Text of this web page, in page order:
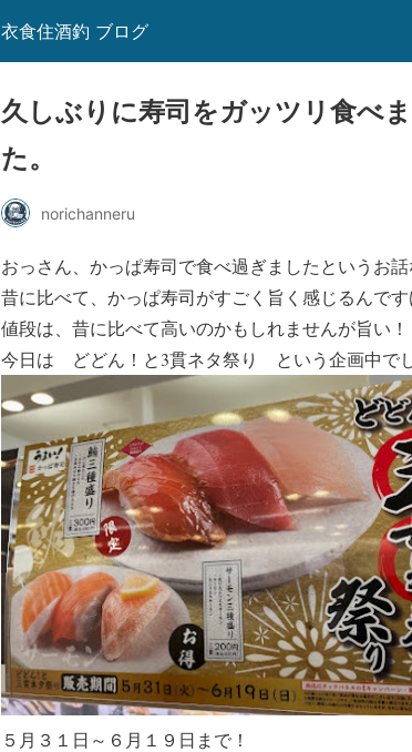
衣食住酒釣 ブログ
久しぶりに寿司をガッツリ食べ
た。
norichanneru
おっさん、かっぱ寿司で食べ過ぎましたというお
昔に比べて、かっぱ寿司がすごく旨く感じるんで
値段は、昔に比べて高いのかもしれませんが旨い！
今日は どどん！と3貫ネタ祭り という企画中で
５月３１日～６月１９日まで！